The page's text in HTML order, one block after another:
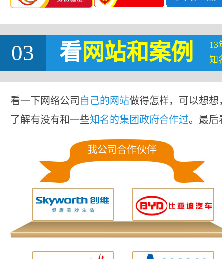
03 看网站和案例
13
知
看一下网络公司 自己的网站做得怎样，可以想
了解有没有和一些知名的集团政府合作过。最后
我公司合作伙伴